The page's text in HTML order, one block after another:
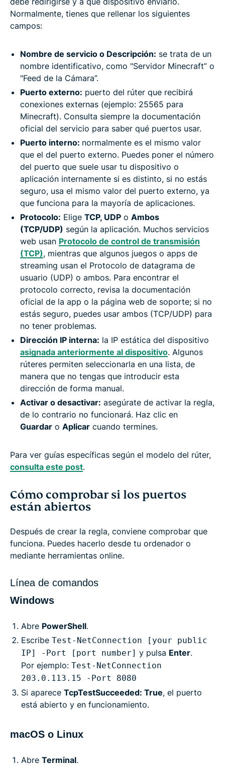
Normalmente, tienes que rellenar los siguientes
campos:
Nombre de servicio o Descripción: se trata de un
nombre identificativo, como "Servidor Minecraft” o
"Feed de la Cámara”.
Puerto externo: puerto del rúter que recibirá
conexiones externas (ejemplo: 25565 para
Minecraft). Consulta siempre la documentación
oficial del servicio para saber qué puertos usar.
Puerto interno: normalmente es el mismo valor
que el del puerto externo. Puedes poner el número
del puerto que suele usar tu dispositivo o
aplicación internamente si es distinto, si no estás
seguro, usa el mismo valor del puerto externo, ya
que funciona para la mayoría de aplicaciones.
Protocolo: Elige TCP, UDP o Ambos
(TCP/UDP) según la aplicación. Muchos servicios
web usan Protocolo de control de transmisión
(TCP), mientras que algunos juegos o apps de
streaming usan el Protocolo de datagrama de
usuario (UDP) o ambos. Para encontrar el
protocolo correcto, revisa la documentación
oficial de la app o la página web de soporte; si no
estás seguro, puedes usar ambos (TCP/UDP) para
no tener problemas.
Dirección IP interna: la IP estática del dispositivo
asignada anteriormente al dispositivo. Algunos
rúteres permiten seleccionarla en una lista, de
manera que no tengas que introducir esta
dirección de forma manual.
Activar o desactivar: asegúrate de activar la regla,
de lo contrario no funcionará. Haz clic en
Guardar o Aplicar cuando termines.
Para ver guías específicas según el modelo del rúter,
consulta este post.
Cómo comprobar si los puertos
están abiertos
Después de crear la regla, conviene comprobar que
funciona. Puedes hacerlo desde tu ordenador o
mediante herramientas online.
Línea de comandos
Windows
Abre PowerShell.
Escribe Test-NetConnection [your public
IP] -Port [port number] y pulsa Enter.
Por ejemplo: Test-NetConnection
203.0.113.15 -Port 8080
Si aparece TcpTestSucceeded: True, el puerto
está abierto y en funcionamiento.
macOS o Linux
Abre Terminal.